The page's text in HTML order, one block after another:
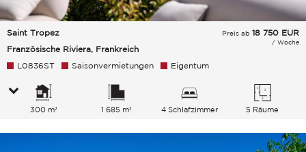
Saint Tropez
Französische Riviera, Frankreich
Preis ab 18 750 EUR
/ Woche
L0836ST Saisonvermietungen Eigentum
300 m² 1 685 m² 4 Schlafzimmer 5 Räume